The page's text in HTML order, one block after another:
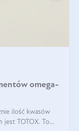
omega-
ilość kwasów
jest TOTOX. To